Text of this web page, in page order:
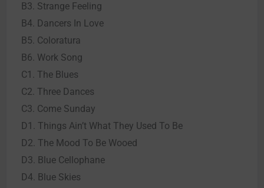
B3. Strange Feeling
B4. Dancers In Love
B5. Coloratura
B6. Work Song
C1. The Blues
C2. Three Dances
C3. Come Sunday
D1. Things Ain’t What They Used To Be
D2. The Mood To Be Wooed
D3. Blue Cellophane
D4. Blue Skies